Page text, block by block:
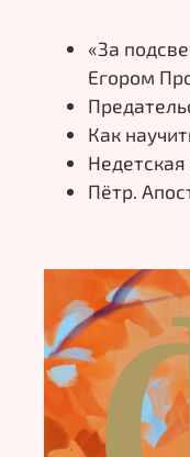
«За
Егором
Как
Пётр.